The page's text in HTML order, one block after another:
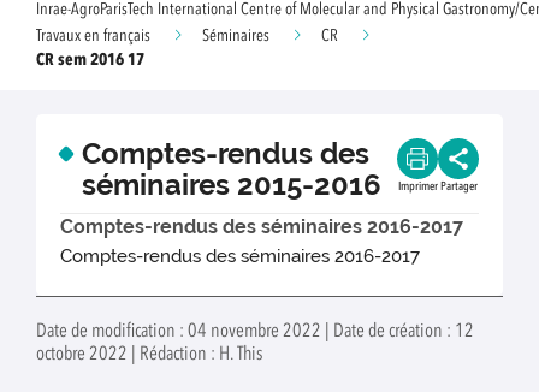
Inrae-AgroParisTech International Centre of Molecular and Physical
Travaux en français
Séminaires
CR
CR sem 2016 17
Comptes-rendus des
séminaires 2015-2016
Imprimer Partager
Comptes-rendus des séminaires 2016-2017
Comptes-rendus des séminaires 2016-2017
Date de modification : 04 novembre 2022 | Date de création : 12
octobre 2022 | Rédaction : H. This